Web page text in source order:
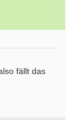
fällt das